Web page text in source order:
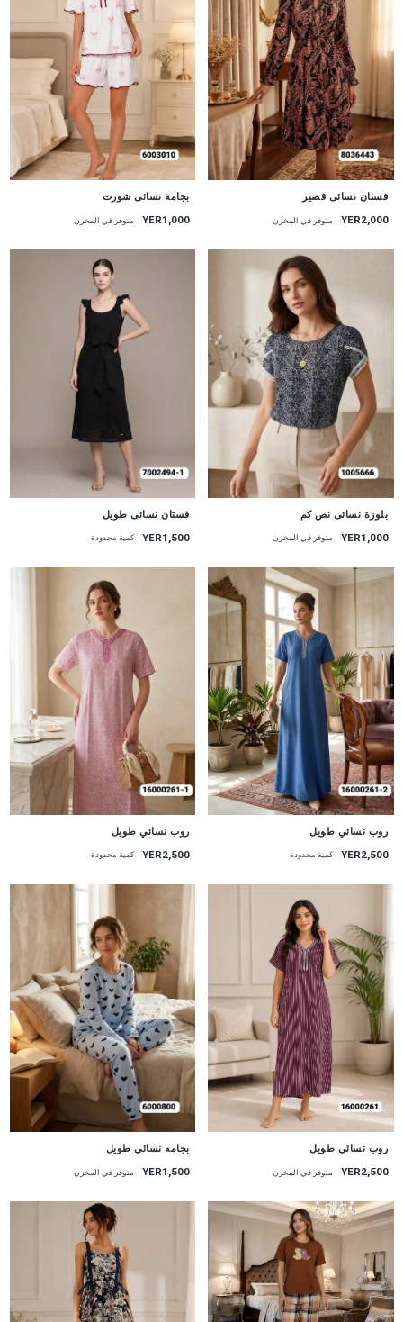
فستان نسائى قصير
YER2,000 متوفر في المخزن
بجامة نسائى شورت
YER1,000 متوفر في المخزن
بلوزة نسائى نص كم
YER1,000 متوفر في المخزن
فستان نسائى طويل
YER1,500 كمية محدودة
روب نسائي طويل
YER2,500 كمية محدودة
روب نسائي طويل
YER2,500 كمية محدودة
روب نسائي طويل
YER2,500 متوفر في المخزن
جديد
بجامه نسائي طويل
YER1,500 متوفر في المخزن